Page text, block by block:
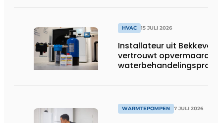
HVAC 15 JULI 2026
Installateur uit
vertrouwt opvermaarde
WARMTEPOMPEN 7 JULI 2026